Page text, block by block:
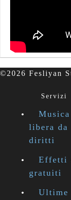
©2026 Fesliyan
Servizi
Musica
libera da
diritti
Effetti
gratuiti
Ultime